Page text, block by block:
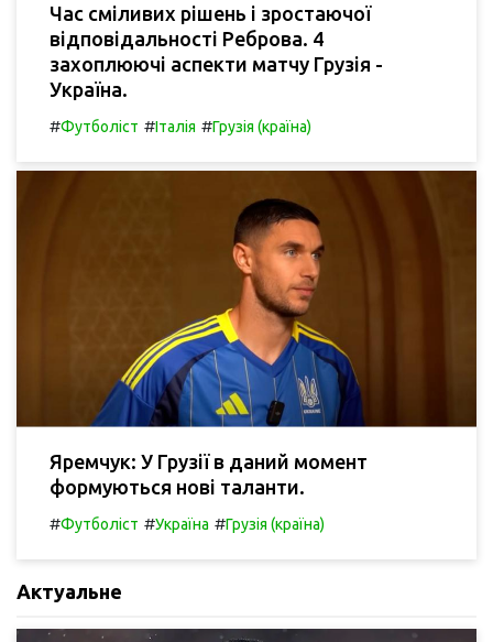
Час сміливих рішень і зростаючої
відповідальності Реброва. 4
захоплюючі аспекти матчу Грузія -
Україна.
#Футболіст #Італія #Грузія (країна)
Яремчук: У Грузії в даний момент
формуються нові таланти.
#Футболіст #Україна #Грузія (країна)
Актуальне